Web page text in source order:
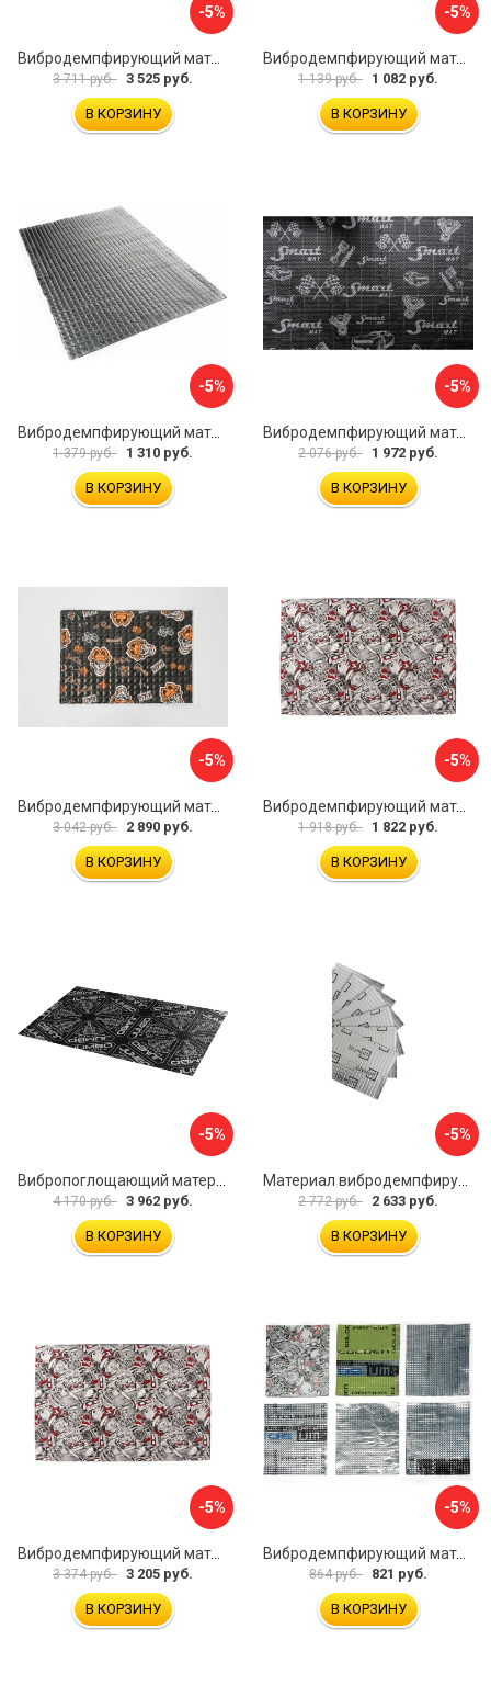
-5%
Вибродемпфирующий материал Dreamcar Noname 2 N6-2M0-S070050P1080
3 711 руб. 3 525 руб.
В КОРЗИНУ
-5%
Вибродемпфирующий материал Dreamcar Base 2 33x25 см DC-000-0926988P1395
1 139 руб. 1 082 руб.
В КОРЗИНУ
-5%
Вибродемпфирующий материал Dreamcar Noname 2 N6-2M0-S070050P1078
1 379 руб. 1 310 руб.
В КОРЗИНУ
-5%
Вибродемпфирующий материал STP Smartmat black 30 54533
2 076 руб. 1 972 руб.
В КОРЗИНУ
-5%
Вибродемпфирующий материал Шумофф Black Jack НФ-00001634
3 042 руб. 2 890 руб.
В КОРЗИНУ
-5%
Вибродемпфирующий материал Dreamcar DC-4M0-S070050P17
1 918 руб. 1 822 руб.
В КОРЗИНУ
-5%
4 170 руб. 3 962 руб.
В КОРЗИНУ
-5%
2 772 руб. 2 633 руб.
В КОРЗИНУ
-5%
Вибродемпфирующий материал Dreamcar DC-4M0-S070050P18
3 374 руб. 3 205 руб.
В КОРЗИНУ
-5%
Вибродемпфирующий материал Dreamcar Ассорти 3 DC-000-0123873P1021
864 руб. 821 руб.
В КОРЗИНУ